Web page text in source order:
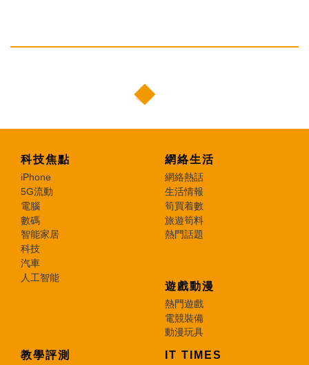
科技焦點
iPhone
5G流動
電腦
數碼
智能家居
科技
汽車
人工智能
網絡生活
網絡熱話
生活情報
筍買着數
旅遊筍料
熱門話題
遊戲動漫
熱門遊戲
電競裝備
動漫玩具
教學評測 IT TIMES